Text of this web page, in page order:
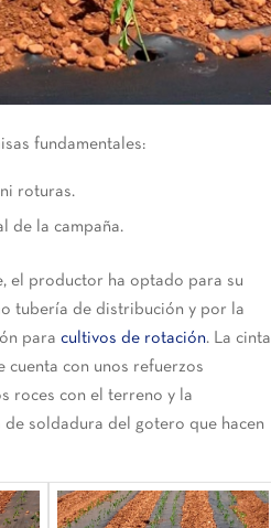
fundamentales:
roturas.
de la campaña.
el productor ha optado para su
tubería de distribución y por la
para cultivos de rotación. La cinta
cuenta con unos refuerzos
roces con el terreno y la
soldadura del gotero que hacen